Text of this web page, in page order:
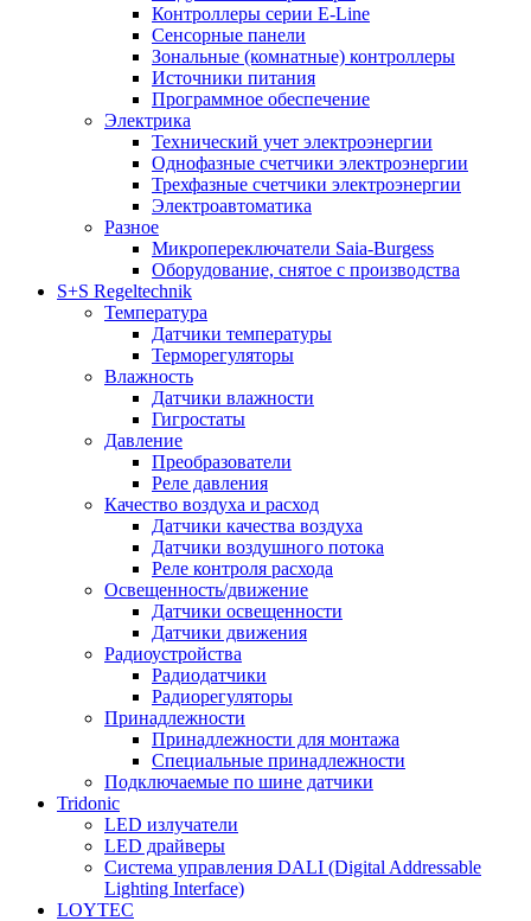
Контроллеры серии E-Line
Сенсорные панели
Зональные (комнатные) контроллеры
Источники питания
Программное обеспечение
Электрика
Технический учет электроэнергии
Однофазные счетчики электроэнергии
Трехфазные счетчики электроэнергии
Электроавтоматика
Разное
Микропереключатели Saia-Burgess
Оборудование, снятое с производства
S+S Regeltechnik
Температура
Датчики температуры
Терморегуляторы
Влажность
Датчики влажности
Гигростаты
Давление
Преобразователи
Реле давления
Качество воздуха и расход
Датчики качества воздуха
Датчики воздушного потока
Реле контроля расхода
Освещенность/движение
Датчики освещенности
Датчики движения
Радиоустройства
Радиодатчики
Радиорегуляторы
Принадлежности
Принадлежности для монтажа
Специальные принадлежности
Подключаемые по шине датчики
Tridonic
LED излучатели
LED драйверы
Система управления DALI (Digital Addressable
Lighting Interface)
LOYTEC